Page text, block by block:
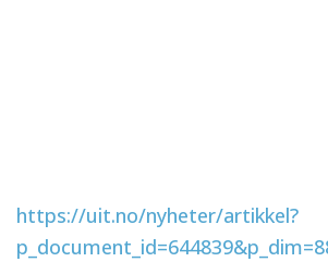
https://uit.no/nyheter/artikkel?